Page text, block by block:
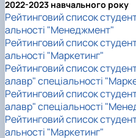
2022-2023 навчального року
Рейтинговий список
альності "Менеджмент"
Рейтинговий список
альності "Маркетинг"
Рейтинговий список
алавр" спеціальності
Рейтинговий список
алавр" спеціальності
Рейтинговий список
альності "Маркетинг"